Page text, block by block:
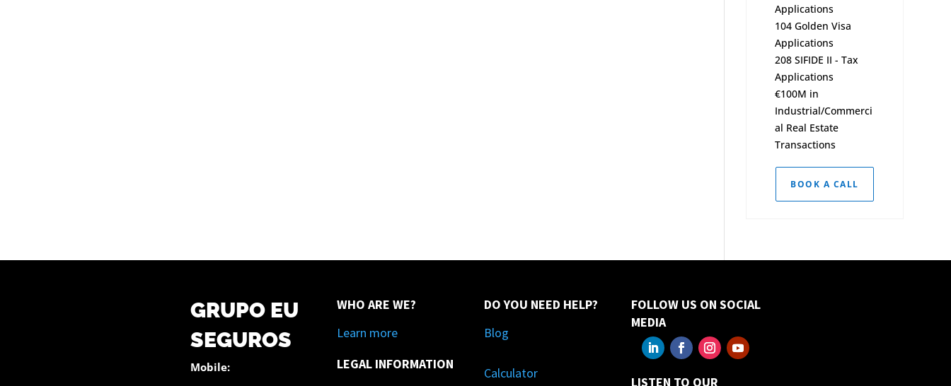
Applications
104 Golden Visa
Applications
208 SIFIDE II - Tax
Applications
€100M in
Industrial/Commerci
al Real Estate
Transactions
BOOK A CALL
GRUPO EU
SEGUROS
Mobile:
WHO ARE WE?
Learn more
LEGAL INFORMATION
DO YOU NEED HELP?
Blog
Calculator
FOLLOW US ON SOCIAL
MEDIA
LISTEN TO OUR